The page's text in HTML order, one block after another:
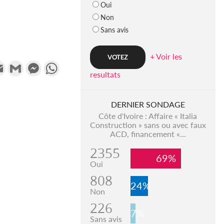
Email Gmail MessengerWhatsApp
Oui
Non
Sans avis
+ Voir les
resultats
DERNIER SONDAGE
Côte d'Ivoire : Affaire « Italia
Construction » sans ou avec faux
ACD, financement «...
2355
Oui 69%
808
Non 24%
226
Sans avis 7%